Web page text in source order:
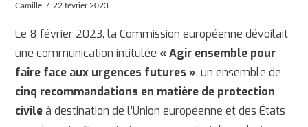
Camille
22 février 2023
Le 8 février 2023, la Commission européenne dévoilait
une communication intitulée« Agir ensemble pour
faire face aux urgences futures », un ensemble de
cinq recommandations en matière de protection
civileà destination de l’Union européenne et des États